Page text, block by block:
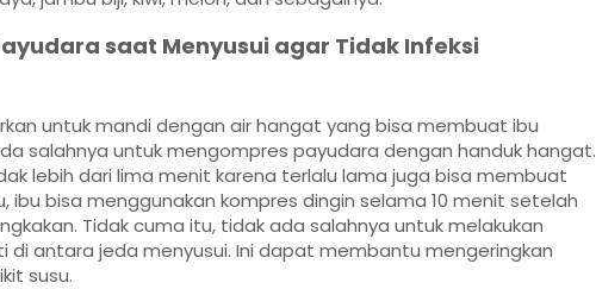
saat Menyusui agar Tidak Infeksi
untuk mandi dengan air hangat yang bisa membuat ibu
salahnya untuk mengompres payudara dengan handuk hangat.
lebih dari lima menit karena terlalu lama juga bisa membuat
ibu bisa menggunakan kompres dingin selama 10 menit setelah
Tidak cuma itu, tidak ada salahnya untuk melakukan
antara jeda menyusui. Ini dapat membantu mengeringkan
susu.